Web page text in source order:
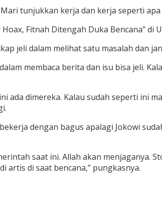
tunjukkan kerja dan kerja seperti apa
Fitnah Ditengah Duka Bencana” di
jeli dalam melihat satu masalah dan
membaca berita dan isu bisa jeli.
ada dimereka. Kalau sudah seperti ini
dengan bagus apalagi Jokowi
saat ini. Allah akan menjaganya.
artis di saat bencana,” pungkasnya.